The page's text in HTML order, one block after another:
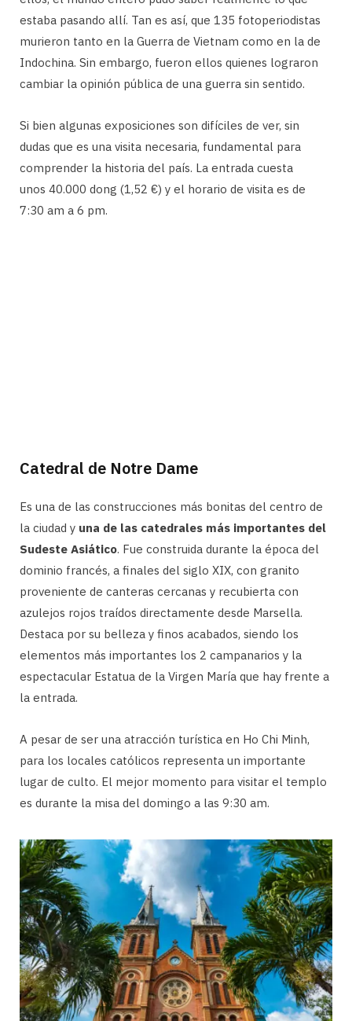
estaba pasando allí. Tan es así, que 135 fotoperiodistas
murieron tanto en la Guerra de Vietnam como en la de
Indochina. Sin embargo, fueron ellos quienes lograron
cambiar la opinión pública de una guerra sin sentido.
Si bien algunas exposiciones son difíciles de ver, sin
dudas que es una visita necesaria, fundamental para
comprender la historia del país. La entrada cuesta
unos 40.000 dong (1,52 €) y el horario de visita es de
7:30 am a 6 pm.
Catedral de Notre Dame
Es una de las construcciones más bonitas del centro de
la ciudad y una de las catedrales más importantes del
Sudeste Asiático. Fue construida durante la época del
dominio francés, a finales del siglo XIX, con granito
proveniente de canteras cercanas y recubierta con
azulejos rojos traídos directamente desde Marsella.
Destaca por su belleza y finos acabados, siendo los
elementos más importantes los 2 campanarios y la
espectacular Estatua de la Virgen María que hay frente a
la entrada.
A pesar de ser una atracción turística en Ho Chi Minh,
para los locales católicos representa un importante
lugar de culto. El mejor momento para visitar el templo
es durante la misa del domingo a las 9:30 am.